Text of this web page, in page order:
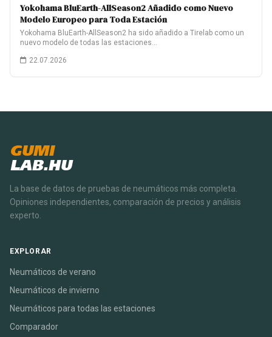
Yokohama BluEarth-AllSeason2 Añadido como Nuevo
Modelo Europeo para Toda Estación
Yokohama BluEarth-AllSeason2 ha sido añadido a Tirelab como un
nuevo modelo de todas las estaciones…
22.07.2026
GUMI
LAB.HU
La base de datos de pruebas de neumáticos más completa.
Opiniones independientes, comparación de precios y análisis
experto.
EXPLORAR
Neumáticos de verano
Neumáticos de invierno
Neumáticos para todas las estaciones
Comparador